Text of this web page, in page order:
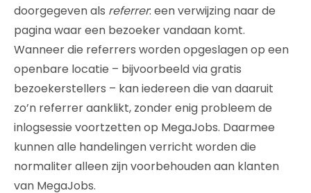
doorgegeven als referrer: een verwijzing naar de
pagina waar een bezoeker vandaan komt.
Wanneer die referrers worden opgeslagen op een
openbare locatie – bijvoorbeeld via gratis
bezoekerstellers – kan iedereen die van daaruit
zo’n referrer aanklikt, zonder enig probleem de
inlogsessie voortzetten op MegaJobs. Daarmee
kunnen alle handelingen verricht worden die
normaliter alleen zijn voorbehouden aan klanten
van MegaJobs.